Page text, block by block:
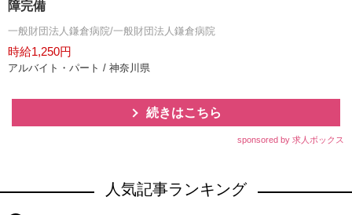
障完備
一般財団法人鎌倉病院/一般財団法人鎌倉病院
時給1,250円
アルバイト・パート / 神奈川県
続きはこちら
sponsored by 求人ボックス
人気記事ランキング